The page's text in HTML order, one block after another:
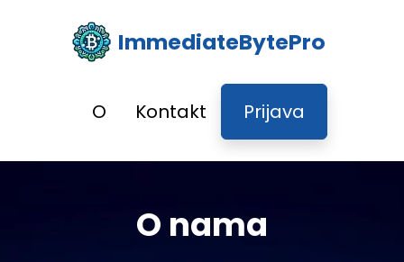
ImmediateBytePro
O Kontakt Prijava
O nama